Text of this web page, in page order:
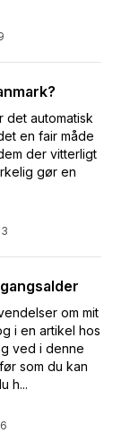
det automatisk
en fair måde
der vitterligt
gør en
om mit
i en artikel hos
ved i denne
som du kan
h...